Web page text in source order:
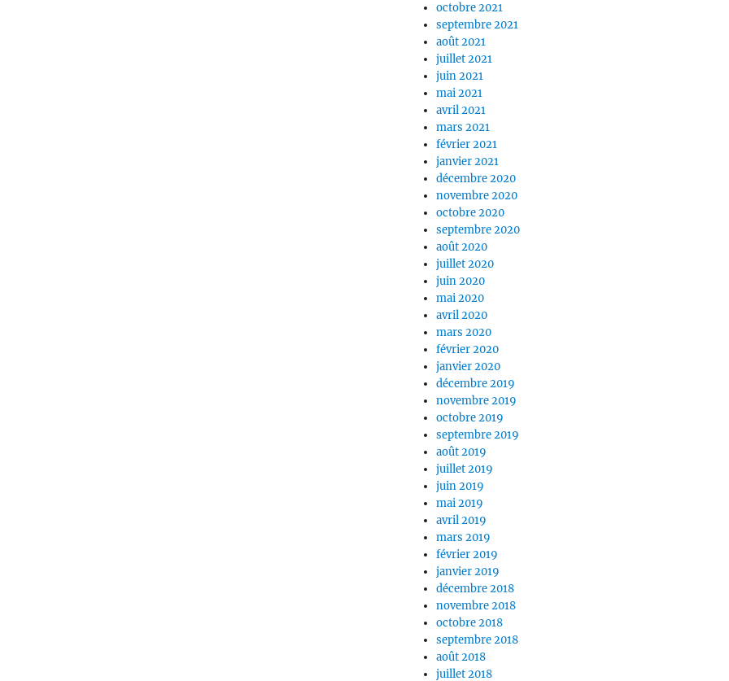
octobre 2021
septembre 2021
août 2021
juillet 2021
juin 2021
mai 2021
avril 2021
mars 2021
février 2021
janvier 2021
décembre 2020
novembre 2020
octobre 2020
septembre 2020
août 2020
juillet 2020
juin 2020
mai 2020
avril 2020
mars 2020
février 2020
janvier 2020
décembre 2019
novembre 2019
octobre 2019
septembre 2019
août 2019
juillet 2019
juin 2019
mai 2019
avril 2019
mars 2019
février 2019
janvier 2019
décembre 2018
novembre 2018
octobre 2018
septembre 2018
août 2018
juillet 2018